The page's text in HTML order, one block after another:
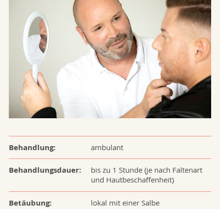
Behandlung: ambulant
Behandlungsdauer:
bis zu 1 Stunde (je nach Faltenart
und Hautbeschaffenheit)
Betäubung: lokal mit einer Salbe